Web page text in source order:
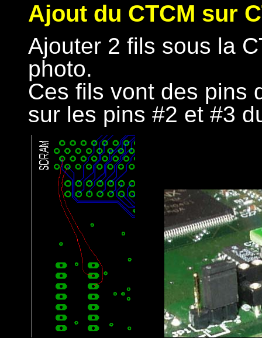
Ajout du CTCM sur
Ajouter 2 fils sous la
photo.
Ces fils vont des pins
sur les pins #2 et #3